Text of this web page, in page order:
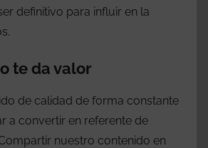
definitivo para influir en la
te da valor
de calidad de forma constante
a convertir en referente de
nuestro contenido en